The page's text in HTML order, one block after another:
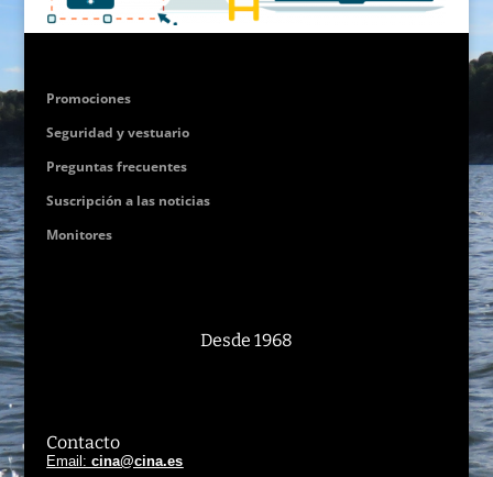
Promociones
Seguridad y vestuario
Preguntas frecuentes
Suscripción a las noticias
Monitores
Desde 1968
Contacto
Email:cina@cina.es